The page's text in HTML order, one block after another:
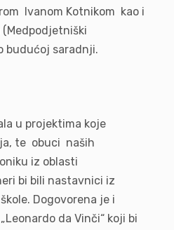
Ivanom Kotnikom kao i
budućoj saradnji.
u projektima koje
te obuci naših
iz oblasti
bi bili nastavnici iz
Dogovorena je i
da Vinči“ koji bi